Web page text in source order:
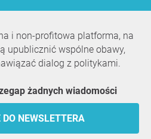
i non-profitowa platforma, na
upublicznić wspólne obawy,
dialog z politykami.
żadnych wiadomości
NEWSLETTERA